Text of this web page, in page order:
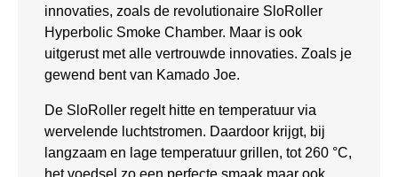
innovaties, zoals de revolutionaire SloRoller
Hyperbolic Smoke Chamber. Maar is ook
uitgerust met alle vertrouwde innovaties. Zoals je
gewend bent van Kamado Joe.
De SloRoller regelt hitte en temperatuur via
wervelende luchtstromen. Daardoor krijgt, bij
langzaam en lage temperatuur grillen, tot 260 °C,
het voedsel zo een perfecte smaak maar ook